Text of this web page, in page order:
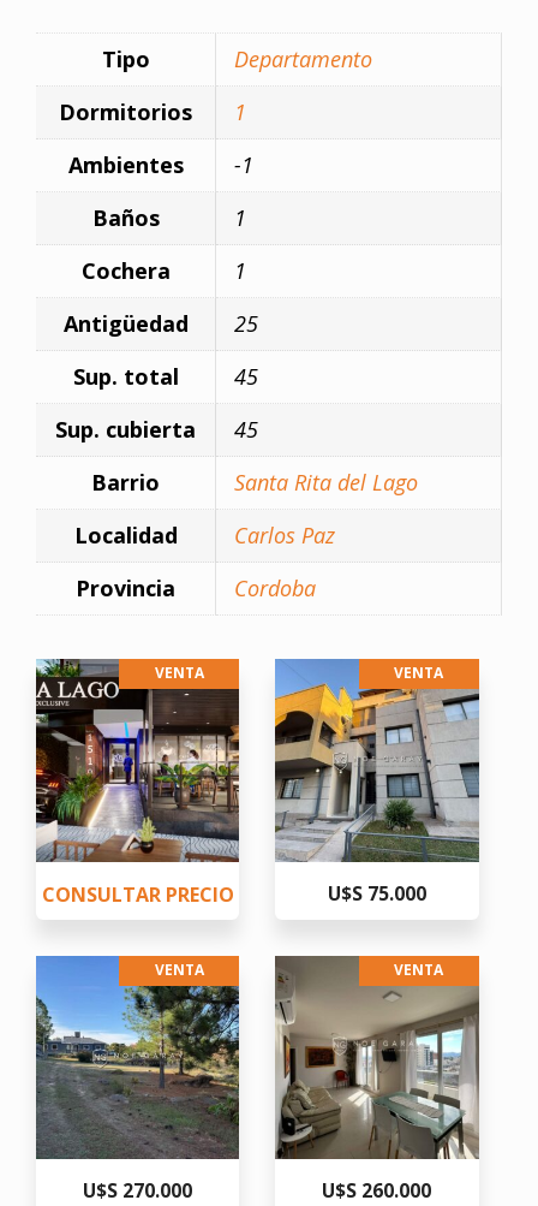
Tipo
Departamento
Dormitorios
1
Ambientes
-1
Baños
1
Cochera
1
Antigüedad
25
Sup. total
45
Sup. cubierta
45
Barrio
Santa Rita del Lago
Localidad
Carlos Paz
Provincia
Cordoba
VENTA
CONSULTAR PRECIO
VENTA
U$S 75.000
VENTA
U$S 270.000
VENTA
U$S 260.000